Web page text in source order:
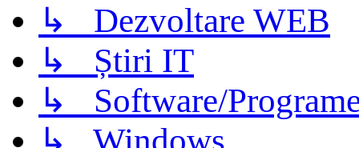
↳ Dezvoltare WEB
↳ Știri IT
↳ Software/
↳ Windows